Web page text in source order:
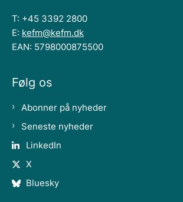
T: +45 3392 2800
E: kefm@kefm.dk
EAN: 5798000875500
Følg os
Abonner på nyheder
Seneste nyheder
LinkedIn
X
Bluesky